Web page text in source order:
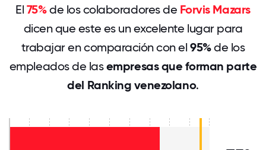
El 75%de los colaboradores de Forvis Mazars
dicen que este es un excelente lugar para
trabajar en comparación con el95%de los
empleados de lasempresas que forman parte
del Ranking venezolano.